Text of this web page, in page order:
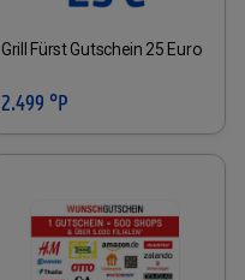
Grill Fürst Gutschein 25 Euro
2.499 °P